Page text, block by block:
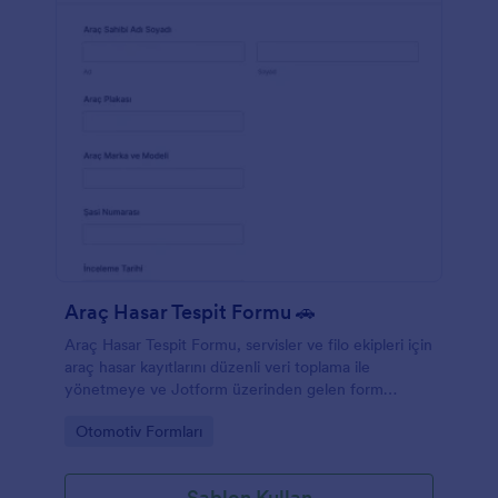
Araç Hasar Tespit Formu 🚗
Araç Hasar Tespit Formu, servisler ve filo ekipleri için
araç hasar kayıtlarını düzenli veri toplama ile
yönetmeye ve Jotform üzerinden gelen form
Go to Category:
Otomotiv Formları